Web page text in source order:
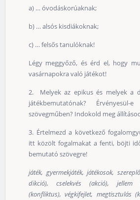
a) … óvodáskorúaknak;
b) … alsós kisdiákoknak;
c) … felsős tanulóknak!
Légy meggyőző, és érd el, hogy
vasárnapokra való játékot!
2. Melyek az epikus és melyek a
játékbemutatónak?
szövegműben? Indokold meg
3. Értelmezd a következő
itt közölt fogalmakat a fenti, böjti
bemutató szövegre!
játék, gyermekjáték, játékosok,
dikció), cselekvés (akció), jellem
(konfliktus), végkifejlet, megtisztulás